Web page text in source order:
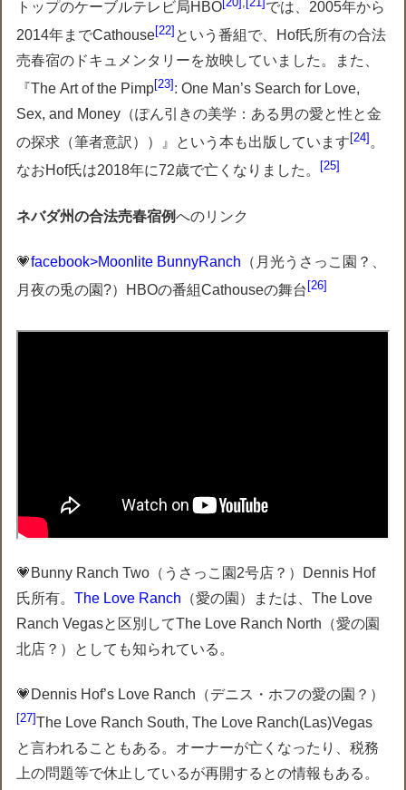
トップのケーブルテレビ局HBO
では、2005年から
2014年までCathouse 22 という番組で、Hof氏所有の合法
売春宿のドキュメンタリーを放映していました。また、
『The Art of the Pimp 23 : One Man’s Search for Love,
Sex, and Money（ぽん引きの美学：ある男の愛と性と金
の探求（筆者意訳））』という本も出版しています 24 。
なおHof氏は2018年に72歳で亡くなりました。
25
ネバダ州の合法売春宿例へのリンク
💗facebook>Moonlite BunnyRanch （月光うさっこ園？、
月夜の兎の園?）HBOの番組Cathouseの舞台 26
💗Bunny Ranch Two（うさっこ園2号店？）Dennis Hof
氏所有。The Love Ranch （愛の園）または、The Love
Ranch Vegasと区別してThe Love Ranch North（愛の園
北店？）としても知られている。
💗Dennis Hof’s Love Ranch（デニス・ホフの愛の園？）
27 The Love Ranch South, The Love Ranch(Las)Vegas
と言われることもある。オーナーが亡くなったり、税務
上の問題等で休止しているが再開するとの情報もある。